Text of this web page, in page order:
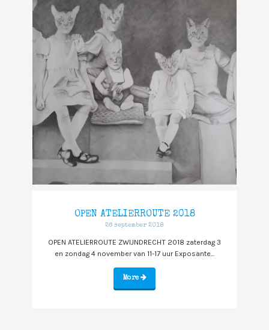
OPEN ATELIERROUTE 2018
26 september 2018
OPEN ATELIERROUTE ZWIJNDRECHT 2018 zaterdag 3
en zondag 4 november van 11-17 uur Exposante...
More